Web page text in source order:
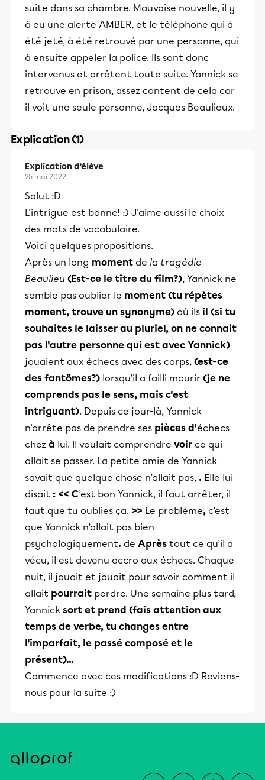
suite dans sa chambre. Mauvaise nouvelle, il y
à eu une alerte AMBER, et le téléphone qui à
été jeté, à été retrouvé par une personne, qui
à ensuite appeler la police. Ils sont donc
intervenus et arrêtent toute suite. Yannick se
retrouve en prison, assez content de cela car
il voit une seule personne, Jacques Beaulieux.
Explication (1)
Explication d’élève
25 mai 2022
Salut :D
L'intrigue est bonne! :) J'aime aussi le choix
des mots de vocabulaire.
Voici quelques propositions.
Après un long moment de la tragédie
Beaulieu (Est-ce le titre du film?), Yannick ne
semble pas oublier le moment (tu répètes
moment, trouve un synonyme) où ils il (si tu
souhaites le laisser au pluriel, on ne connait
pas l'autre personne qui est avec Yannick)
jouaient aux échecs avec des corps, (est-ce
des fantômes?) lorsqu’il a failli mourir (je ne
comprends pas le sens, mais c'est
intriguant). Depuis ce jour-là, Yannick
n'arrête pas de prendre ses pièces d'échecs
chez à lui. Il voulait comprendre voir ce qui
allait se passer. La petite amie de Yannick
savait que quelque chose n’allait pas, . Elle lui
disait : << C’est bon Yannick, il faut arrêter, il
faut que tu oublies ça. >> Le problème, c’est
que Yannick n’allait pas bien
psychologiquement. de Après tout ce qu’il a
vécu, il est devenu accro aux échecs. Chaque
nuit, il jouait et jouait pour savoir comment il
allait pourrait perdre. Une semaine plus tard,
Yannick sort et prend (fais attention aux
temps de verbe, tu changes entre
l'imparfait, le passé composé et le
présent)...
Commence avec ces modifications :D Reviens-
nous pour la suite :)